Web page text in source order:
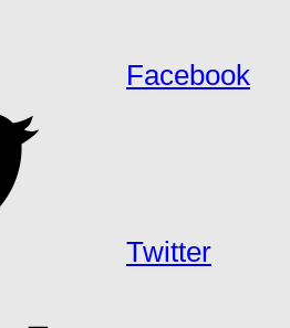
Facebook
Twitter